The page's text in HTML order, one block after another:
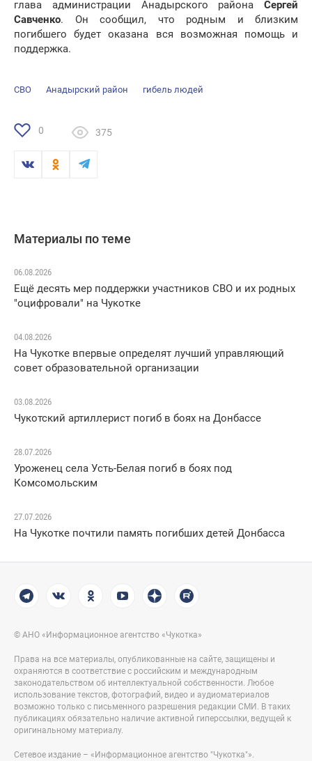
глава администрации Анадырского района Сергей
Савченко. Он сообщил, что родным и близким
погибшего будет оказана вся возможная помощь и
поддержка.
СВО Анадырский район гибель людей
0 375
Материалы по теме
06.08.2026
Ещё десять мер поддержки участников СВО и их родных
"оцифровали" на Чукотке
04.08.2026
На Чукотке впервые определят лучший управляющий
совет образовательной организации
03.08.2026
Чукотский артиллерист погиб в боях на Донбассе
28.07.2026
Уроженец села Усть-Белая погиб в боях под
Комсомольским
27.07.2026
На Чукотке почтили память погибших детей Донбасса
© АНО «Информационное агентство «Чукотка»
Права на все материалы, опубликованные на сайте, защищены и
охраняются в соответствие с российским и международным
законодательством об интеллектуальной собственности. Любое
использование текстов, фотографий, видео и аудиоматериалов
возможно только с письменного разрешения редакции СМИ. В таких
публикациях обязательно наличие активной гиперссылки, ведущей к
оригинальному материалу.
Сетевое издание – «Информационное агентство "Чукотка"».